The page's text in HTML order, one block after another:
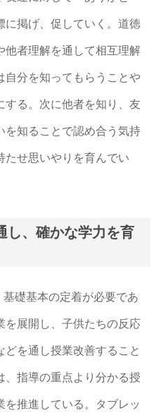
に掲げ、促していく。道徳
他者理解を通して相互理解
自分を知ってもらうことや
する。次に他者を知り、友
を知ることで認め合う気持
たせ思いやりを育んでい
し、確かな学力を育
礎基本の定着が必要であ
を展開し、子供たちの反応
を通し授業改善すること
、指導の重点より分かる授
推進している。タブレッ